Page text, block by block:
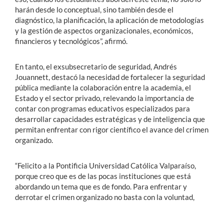
harán desde lo conceptual, sino también desde el
diagnóstico, la planificación, la aplicación de metodologías
y la gestión de aspectos organizacionales, económicos,
financieros y tecnológicos”, afirmó.
En tanto, el exsubsecretario de seguridad, Andrés
Jouannett, destacó la necesidad de fortalecer la seguridad
pública mediante la colaboración entre la academia, el
Estado y el sector privado, relevando la importancia de
contar con programas educativos especializados para
desarrollar capacidades estratégicas y de inteligencia que
permitan enfrentar con rigor científico el avance del crimen
organizado.
“Felicito a la Pontificia Universidad Católica Valparaíso,
porque creo que es de las pocas instituciones que está
abordando un tema que es de fondo. Para enfrentar y
derrotar el crimen organizado no basta con la voluntad,